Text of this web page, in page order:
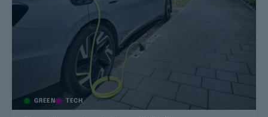
GREEN TECH